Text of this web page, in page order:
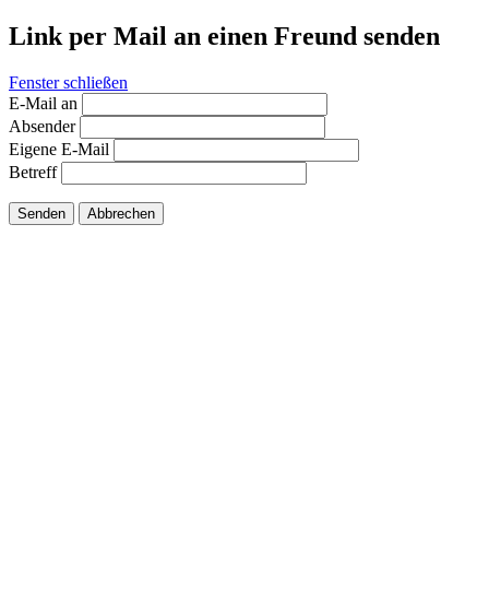
Link per Mail an einen Freund senden
Fenster schließen
E-Mail an
Absender
Eigene E-Mail
Betreff
Senden Abbrechen